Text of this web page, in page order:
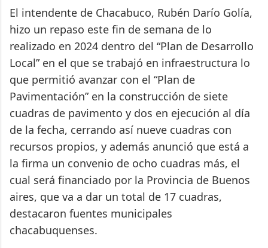
El intendente de Chacabuco, Rubén Darío Golía,
hizo un repaso este fin de semana de lo
realizado en 2024 dentro del “Plan de Desarrollo
Local” en el que se trabajó en infraestructura lo
que permitió avanzar con el “Plan de
Pavimentación” en la construcción de siete
cuadras de pavimento y dos en ejecución al día
de la fecha, cerrando así nueve cuadras con
recursos propios, y además anunció que está a
la firma un convenio de ocho cuadras más, el
cual será financiado por la Provincia de Buenos
aires, que va a dar un total de 17 cuadras,
destacaron fuentes municipales
chacabuquenses.